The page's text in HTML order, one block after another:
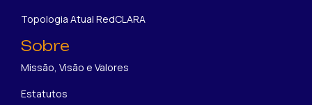
Topologia Atual RedCLARA
Sobre
Missão, Visão e Valores
Estatutos